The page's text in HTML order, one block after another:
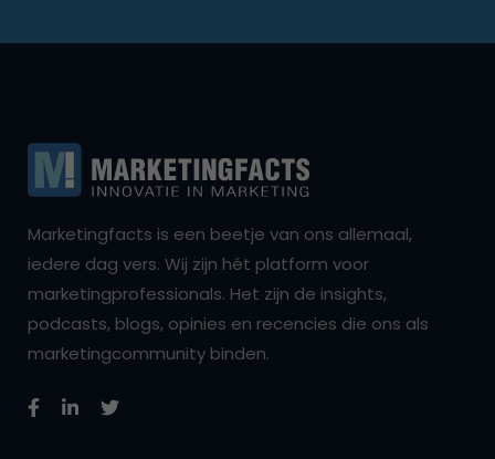
Marketingfacts is een beetje van ons allemaal,
iedere dag vers. Wij zijn hét platform voor
marketingprofessionals. Het zijn de insights,
podcasts, blogs, opinies en recencies die ons als
marketingcommunity binden.